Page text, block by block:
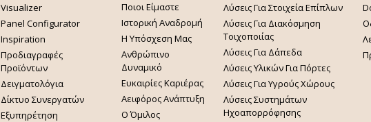
Visualizer
Panel Configurator
Inspiration
Προδιαγραφές
Προϊόντων
Δειγματολόγια
Δίκτυο Συνεργατών
Εξυπηρέτηση
Ποιοι Είμαστε
Ιστορική Αναδρομή
Η Υπόσχεση Μας
Ανθρώπινο
Δυναμικό
Ευκαιρίες Καριέρας
Αειφόρος Ανάπτυξη
Ο Όμιλος
Λύσεις Για Στοιχεία Επίπλων
Λύσεις Για Διακόσμηση
Τοιχοποιίας
Λύσεις Για Δάπεδα
Λύσεις Υλικών Για Πόρτες
Λύσεις Για Υγρούς Χώρους
Λύσεις Συστημάτων
Ηχοαπορρόφησης